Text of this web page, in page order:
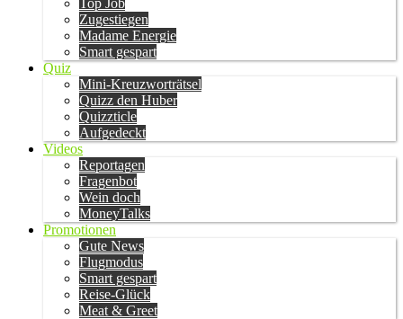
Top Job
Zugestiegen
Madame Energie
Smart gespart
Quiz
Mini-Kreuzworträtsel
Quizz den Huber
Quizzticle
Aufgedeckt
Videos
Reportagen
Fragenbot
Wein doch
MoneyTalks
Promotionen
Gute News
Flugmodus
Smart gespart
Reise-Glück
Meat & Greet